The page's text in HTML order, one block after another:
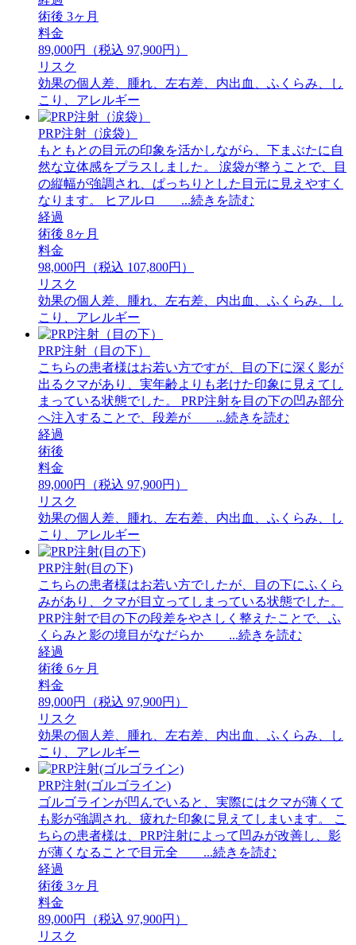
術後 3ヶ月
料金
89,000円（税込 97,900円）
リスク
効果の個人差、腫れ、左右差、内出血、ふくらみ、し
こり、アレルギー
PRP注射（涙袋）
もともとの目元の印象を活かしながら、下まぶたに自
然な立体感をプラスしました。 ⁡涙袋が整うことで、目
の縦幅が強調され、ぱっちりとした目元に見えやすく
なります。 ⁡ヒアルロ ...続きを読む
経過
術後 8ヶ月
料金
98,000円（税込 107,800円）
リスク
効果の個人差、腫れ、左右差、内出血、ふくらみ、し
こり、アレルギー
PRP注射（目の下）
こちらの患者様はお若い方ですが、目の下に深く影が
出るクマがあり、実年齢よりも老けた印象に見えてし
まっている状態でした。 PRP注射を目の下の凹み部分
へ注入することで、段差が ...続きを読む
経過
術後
料金
89,000円（税込 97,900円）
リスク
効果の個人差、腫れ、左右差、内出血、ふくらみ、し
こり、アレルギー
PRP注射(目の下)
こちらの患者様はお若い方でしたが、目の下にふくら
みがあり、クマが目立ってしまっている状態でした。
PRP注射で目の下の段差をやさしく整えたことで、ふ
くらみと影の境目がなだらか ...続きを読む
経過
術後 6ヶ月
料金
89,000円（税込 97,900円）
リスク
効果の個人差、腫れ、左右差、内出血、ふくらみ、し
こり、アレルギー
PRP注射(ゴルゴライン)
ゴルゴラインが凹んでいると、実際にはクマが薄くて
も影が強調され、疲れた印象に見えてしまいます。 ⁡こ
ちらの患者様は、PRP注射によって凹みが改善し、影
が薄くなることで目元全 ...続きを読む
経過
術後 3ヶ月
料金
89,000円（税込 97,900円）
リスク